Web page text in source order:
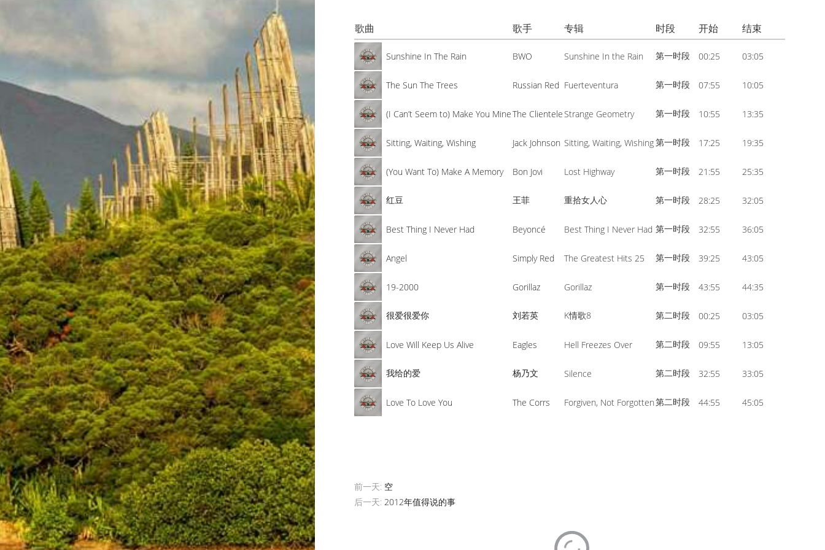
or
decrease
volume.
keys
increase
volume.
歌曲 歌手 专辑 时段 开始 结束
Sunshine In The Rain BWO Sunshine In the Rain 第一时段 00:25 03:05
The Sun The Trees Russian Red Fuerteventura 第一时段 07:55 10:05
(I Can’t Seem to) Make You MineThe Clientele Strange Geometry 第一时段 10:55 13:35
Sitting, Waiting, Wishing Jack Johnson Sitting, Waiting, Wishing第一时段 17:25 19:35
(You Want To) Make A Memory Bon Jovi Lost Highway 第一时段 21:55 25:35
红豆 王菲 重拾女人心 第一时段 28:25 32:05
Best Thing I Never Had Beyoncé Best Thing I Never Had 第一时段 32:55 36:05
Angel Simply Red The Greatest Hits 25 第一时段 39:25 43:05
19-2000 Gorillaz Gorillaz 第一时段 43:55 44:35
很爱很爱你 刘若英 K情歌8 第二时段 00:25 03:05
Love Will Keep Us Alive Eagles Hell Freezes Over 第二时段 09:55 13:05
我给的爱 杨乃文 Silence 第二时段 32:55 33:05
Love To Love You The Corrs Forgiven, Not Forgotten第二时段 44:55 45:05
前一天: 空
后一天: 2012年值得说的事